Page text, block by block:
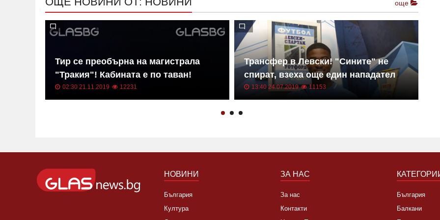
още
Тир се преобърна на магистрала
"Тракия"! Кабината е по таван!
02:30 21.11.2019 12231
Трансфер в Левски! "Сините" не
спират, взеха още един нападател
13:40 24.07.2019 11153
НОВИНИ
България
Култура
ЗА НАС
За нас
Контакти
България
Балкани